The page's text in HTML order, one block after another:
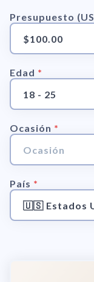
Presupuesto
$100.00
Edad *
18 - 25
Ocasión *
Ocasión
País *
🇺🇸 Estados